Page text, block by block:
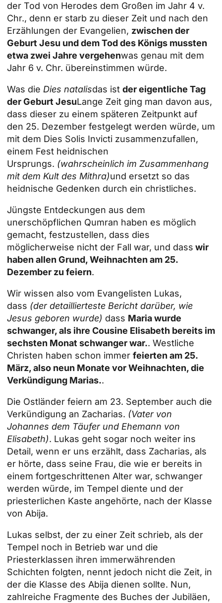
der Tod von Herodes dem Großen im Jahr 4 v.
Chr., denn er starb zu dieser Zeit und nach den
Erzählungen der Evangelien, zwischen der
Geburt Jesu und dem Tod des Königs mussten
etwa zwei Jahre vergehenwas genau mit dem
Jahr 6 v. Chr. übereinstimmen würde.
Was die Dies natalisdas ist der eigentliche Tag
der Geburt JesuLange Zeit ging man davon aus,
dass dieser zu einem späteren Zeitpunkt auf
den 25. Dezember festgelegt werden würde, um
mit dem Dies Solis Invicti zusammenzufallen,
einem Fest heidnischen
Ursprungs. (wahrscheinlich im Zusammenhang
mit dem Kult des Mithra)und ersetzt so das
heidnische Gedenken durch ein christliches.
Jüngste Entdeckungen aus dem
unerschöpflichen Qumran haben es möglich
gemacht, festzustellen, dass dies
möglicherweise nicht der Fall war, und dass wir
haben allen Grund, Weihnachten am 25.
Dezember zu feiern.
Wir wissen also vom Evangelisten Lukas,
dass (der detaillierteste Bericht darüber, wie
Jesus geboren wurde) dass Maria wurde
schwanger, als ihre Cousine Elisabeth bereits im
sechsten Monat schwanger war.. Westliche
Christen haben schon immer feierten am 25.
März, also neun Monate vor Weihnachten, die
Verkündigung Marias..
Die Ostländer feiern am 23. September auch die
Verkündigung an Zacharias. (Vater von
Johannes dem Täufer und Ehemann von
Elisabeth). Lukas geht sogar noch weiter ins
Detail, wenn er uns erzählt, dass Zacharias, als
er hörte, dass seine Frau, die wie er bereits in
einem fortgeschrittenen Alter war, schwanger
werden würde, im Tempel diente und der
priesterlichen Kaste angehörte, nach der Klasse
von Abija.
Lukas selbst, der zu einer Zeit schrieb, als der
Tempel noch in Betrieb war und die
Priesterklassen ihren immerwährenden
Schichten folgten, nennt jedoch nicht die Zeit, in
der die Klasse des Abija dienen sollte. Nun,
zahlreiche Fragmente des Buches der Jubiläen,